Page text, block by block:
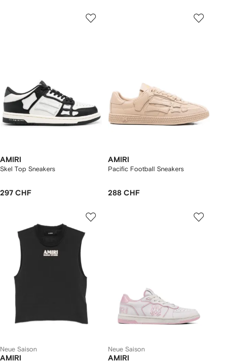
AMIRI
Skel Top Sneakers
297 CHF
AMIRI
Pacific Football Sneakers
288 CHF
Neue Saison
AMIRI
Neue Saison
AMIRI